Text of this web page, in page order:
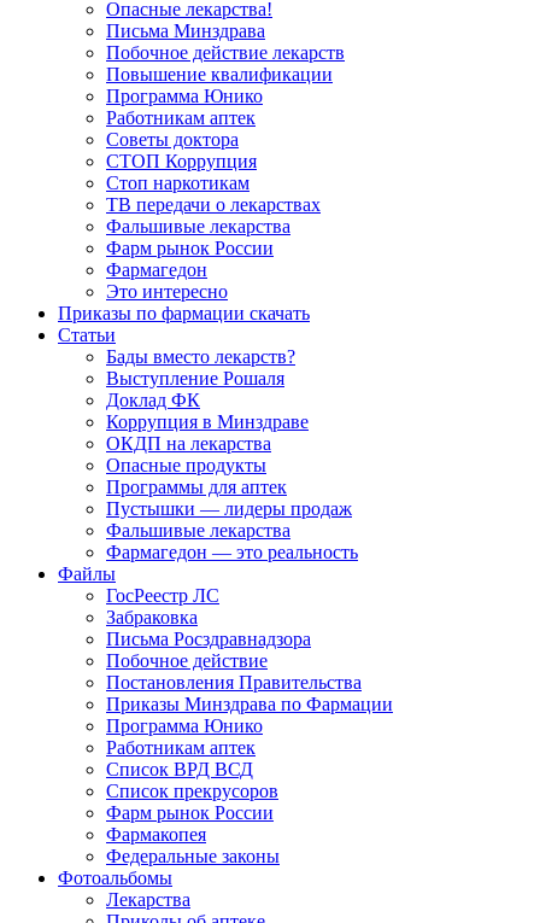
Опасные лекарства!
Письма Минздрава
Побочное действие лекарств
Повышение квалификации
Программа Юнико
Работникам аптек
Советы доктора
СТОП Коррупция
Стоп наркотикам
ТВ передачи о лекарствах
Фальшивые лекарства
Фарм рынок России
Фармагедон
Это интересно
Приказы по фармации скачать
Статьи
Бады вместо лекарств?
Выступление Рошаля
Доклад ФК
Коррупция в Минздраве
ОКДП на лекарства
Опасные продукты
Программы для аптек
Пустышки — лидеры продаж
Фальшивые лекарства
Фармагедон — это реальность
Файлы
ГосРеестр ЛС
Забраковка
Письма Росздравнадзора
Побочное действие
Постановления Правительства
Приказы Минздрава по Фармации
Программа Юнико
Работникам аптек
Список ВРД ВСД
Список прекрусоров
Фарм рынок России
Фармакопея
Федеральные законы
Фотоальбомы
Лекарства